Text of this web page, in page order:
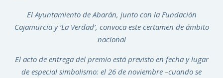
El Ayuntamiento de Abarán, junto con la Fundación
Cajamurcia y ‘La Verdad’, convoca este certamen de ámbito
nacional
El acto de entrega del premio está previsto en fecha y lugar
de especial simbolismo: el 26 de noviembre –cuando se